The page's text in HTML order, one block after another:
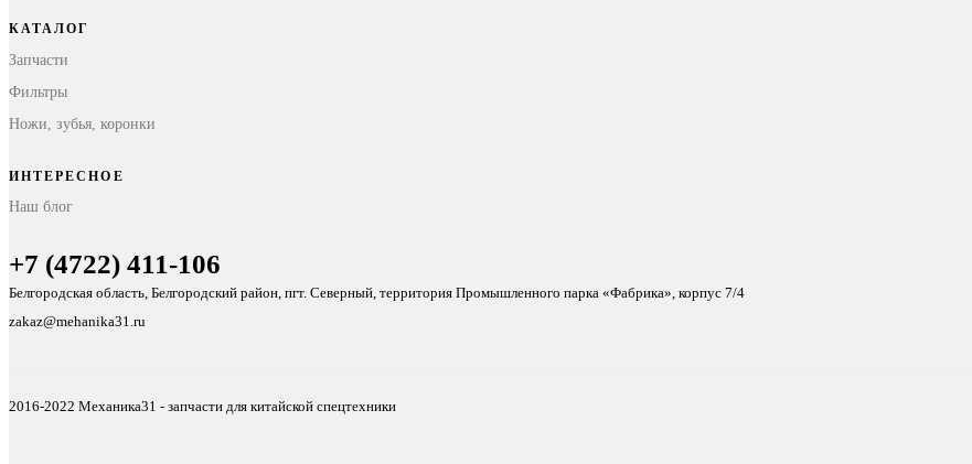
КАТАЛОГ
Запчасти
Фильтры
Ножи, зубья, коронки
ИНТЕРЕСНОЕ
Наш блог
+7 (4722) 411-106
Белгородская область, Белгородский район, пгт. Северный, территория Промышленного парка «Фабрика», корпус 7/4
zakaz@mehanika31.ru
2016-2022 Механика31 - запчасти для китайской спецтехники